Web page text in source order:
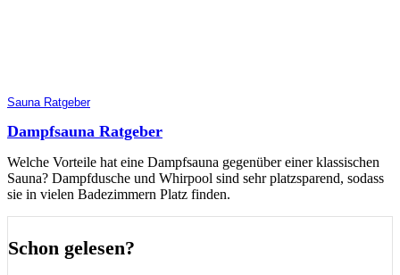
Sauna Ratgeber
Dampfsauna Ratgeber
Welche Vorteile hat eine Dampfsauna gegenüber einer klassischen
Sauna? Dampfdusche und Whirpool sind sehr platzsparend, sodass
sie in vielen Badezimmern Platz finden.
Schon gelesen?